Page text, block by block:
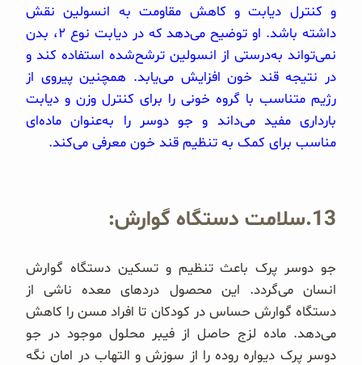
و کنترل دیابت و کاهش مقاومت به انسولین نقش
داشته باشد. او توضیح می‌دهد که در دیابت نوع ۲، بدن
نمی‌تواند به‌درستی از انسولین ترشح‌شده استفاده کند و
در نتیجه قند خون افزایش می‌یابد. همچنین پیروی از
رژیم متناسب با گروه خونی را برای کنترل وزن و دیابت
بارداری مفید می‌داند و جو دوسر را به‌عنوان ماده‌ای
مناسب برای کمک به تنظیم قند خون معرفی می‌کند.
13.سلامت دستگاه گوارش:
جو دوسر پرک باعث تنظیم و تسکین دستگاه گوارش
انسان می‌گردد. این محصول دردهای معده ناشی از
دستگاه گوارش حساس در کودکان تا افراد مسن را کاهش
می‌دهد. ماده لزج حاصل از فیبر محلول موجود در جو
دوسر پرک دیواره روده را از سوزش و التهاب در امان نگه